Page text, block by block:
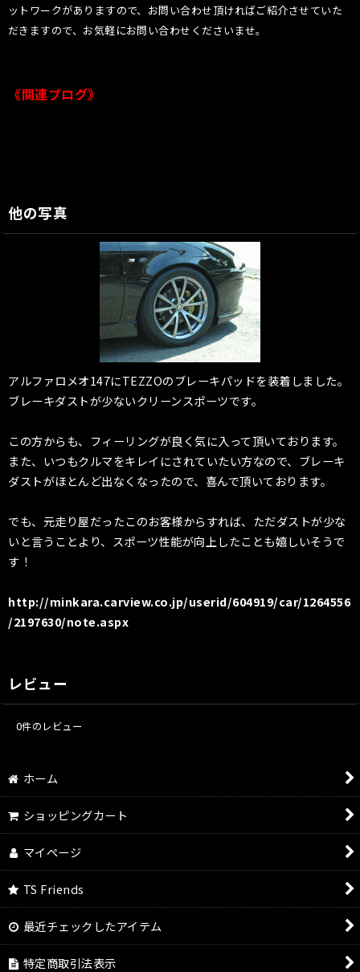
ットワークがありますので、お問い合わせ頂ければご紹介させていた
だきますので、お気軽にお問い合わせくださいませ。
《関連ブログ》
他の写真
アルファロメオ147にTEZZOのブレーキパッドを装着しました。
ブレーキダストが少ないクリーンスポーツです。
この方からも、フィーリングが良く気に入って頂いております。
また、いつもクルマをキレイにされていたい方なので、ブレーキ
ダストがほとんど出なくなったので、喜んで頂いております。
でも、元走り屋だったこのお客様からすれば、ただダストが少な
いと言うことより、スポーツ性能が向上したことも嬉しいそうで
す！
http://minkara.carview.co.jp/userid/604919/car/1264556
/2197630/note.aspx
レビュー
0件のレビュー
ホーム
ショッピングカート
マイページ
TS Friends
最近チェックしたアイテム
特定商取引法表示